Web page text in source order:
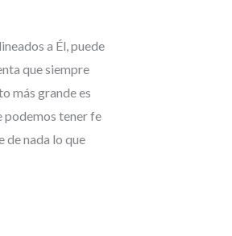
a Él, puede
que siempre
más grande es
podemos tener fe
de nada lo que